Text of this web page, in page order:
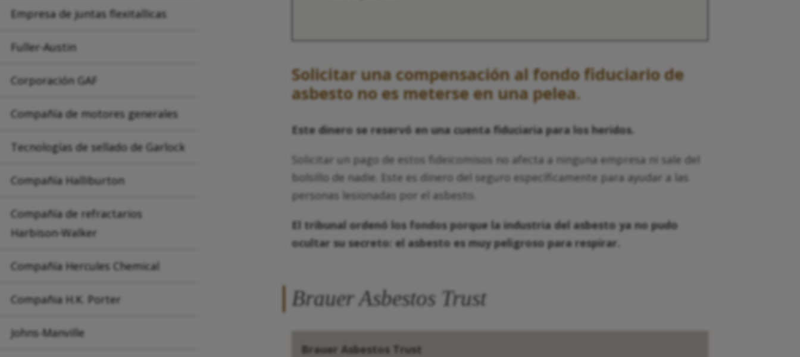
Empresa de juntas flexitallicas
Fuller-Austin
Corporación GAF
Compañía de motores generales
Tecnologías de sellado de Garlock
Compañía Halliburton
Compañía de refractarios
Harbison-Walker
Compañía Hercules Chemical
Compañia H.K. Porter
Johns-Manville
Solicitar una compensación al fondo fiduciario de
asbesto no es meterse en una pelea.
Este dinero se reservó en una cuenta fiduciaria para los heridos.
Solicitar un pago de estos fideicomisos no afecta a ninguna empresa ni sale del
bolsillo de nadie. Este es dinero del seguro específicamente para ayudar a las
personas lesionadas por el asbesto.
El tribunal ordenó los fondos porque la industria del asbesto ya no pudo
ocultar su secreto: el asbesto es muy peligroso para respirar.
Brauer Asbestos Trust
Brauer Asbestos Trust